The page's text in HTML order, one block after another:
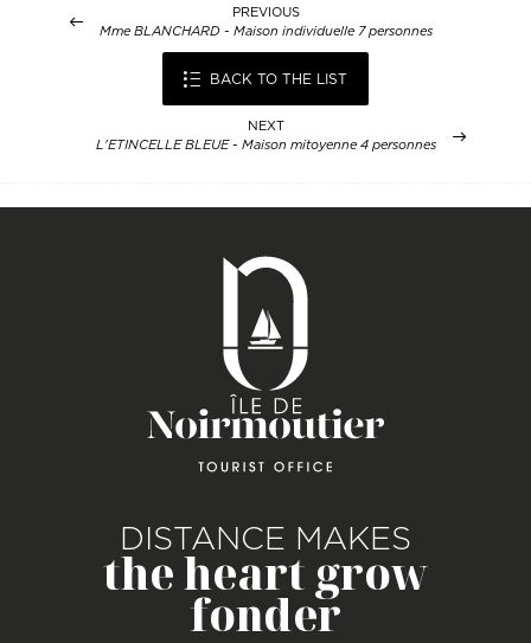
PREVIOUS
Mme BLANCHARD - Maison individuelle 7 personnes
BACK TO THE LIST
NEXT
L'ETINCELLE BLEUE - Maison mitoyenne 4 personnes
DISTANCE MAKES
the heart grow
fonder